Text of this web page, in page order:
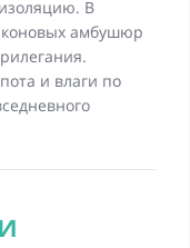
В
амбушюр
и влаги по